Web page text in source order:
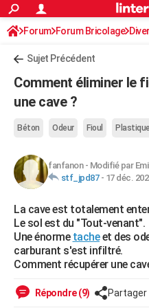
ACTUALITÉS
Politique
Société
Faits Divers
Education
Monde
Villes
+
Programme TV
Sorties cinéma
FINANCE
Retraite
Impôts
Epargne
Immobilier
Risques naturels par ville
Banque
Assurance
Crédit
AUTO
Essais
Réserver un essai
Citadines
Berlines
SUV
Forum auto
HIGH-TECH
Mobiles
Meilleur smartphone
Internet
Ordinateurs
Jeux vidéo
Guide high-tech
+BRICOLAGE
Forum
Aménagement intérieur
Extérieur
Cuisine
Salle de bains
Jardinage
Rangement
WEEK-END
Guides de France
Escapades
Patrimoine
Expositions
Musées
Week-end nature
+LIFESTYLE
Art de vivre
Bien-être
Loisirs
Mode
Modes de vie
SANTE
Alimentation
Guide de la santé
Maladies
Médicaments
Sommeil
VOYAGE
Forum Forum Bricolage
Sujet Précédent
Comment éliminer le
une cave ?
Béton Odeur Fioul Plastique
fanfanon- Modifié par
stf_jpd87- 17 déc.
La cave est totalement
Le sol est du "Tout-venant".
Une énorme tacheet des
carburant s'est infiltré.
Comment récupérer une
Répondre (9) Partager